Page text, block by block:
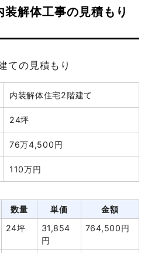
70坪 74,271円
5,199,000円
23坪 13,200円
303,600円
250,000円
5,800,000円
653万3,560円
1,430万円
283坪
23,087
円
6,533,560円
867m² 1,200円
1,040,280円
1式
2,100,000円
解体工事の見積もり
ての見積もり
内装解体住宅2階建て
24坪
76万4,500円
110万円
数量 単価
金額
24坪
31,854
円
764,500円